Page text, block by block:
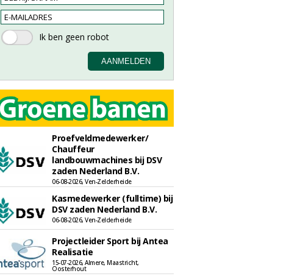
Proefveldmedewerker/
Chauffeur
landbouwmachines bij DSV
zaden Nederland B.V.
06-08-2026, Ven-Zelderheide
Kasmedewerker (fulltime) bij
DSV zaden Nederland B.V.
06-08-2026, Ven-Zelderheide
Projectleider Sport bij Antea
Realisatie
15-07-2026, Almere, Maastricht,
Oosterhout